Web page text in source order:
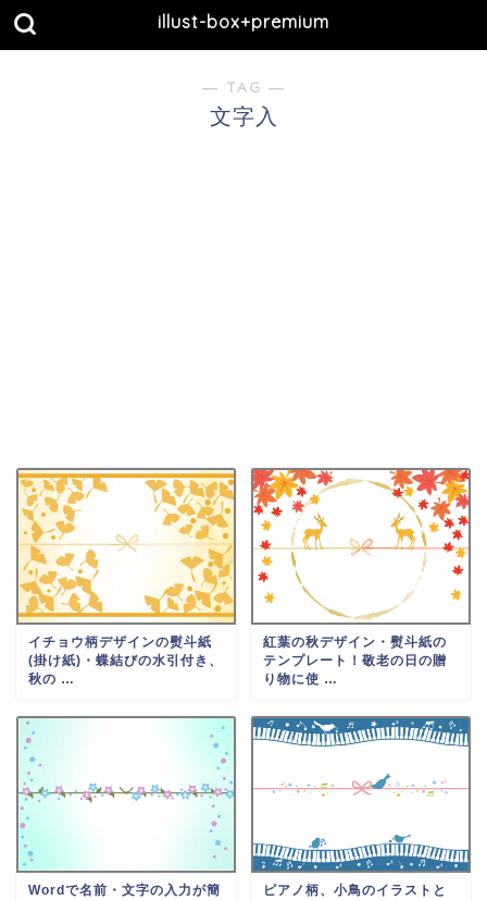
illust-box+premium
― TAG ―
文字入
イチョウ柄デザインの熨斗紙
(掛け紙)・蝶結びの水引付き、
秋の …
紅葉の秋デザイン・熨斗紙の
テンプレート！敬老の日の贈
り物に使 …
Wordで名前・文字の入力が簡
ピアノ柄、小鳥のイラストと